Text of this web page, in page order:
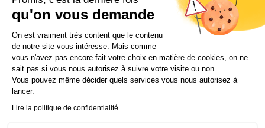
qu'on vous demande
Plateforme de Gestion du
On est vraiment très content que le contenu
de notre site vous intéresse. Mais comme
vous n'avez pas encore fait votre choix en matière de cookies, on ne
sait pas si vous nous autorisez à suivre votre visite ou non.
Vous pouvez même décider quels services vous nous autorisez à
lancer.
Lire la politique de confidentialité
impression.
« La visite virtuelle m’a permis de rentrer
beaucoup de mandats exclusifs »,
confie Martial.
6) LES CHIFFRES, ÇA RASSURE
Un vendeur appréciera toujours de pouvoir mesurer
les efforts engagés pour vendre ou louer son bien.
Les outils numériques permettront de satisfaire à cet
objectif, grâce aux options statistiques : nombre de
moyenne des prix constatés sur le secteur…